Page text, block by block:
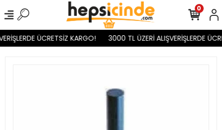
ÜCRETSİZ KARGO! 3000 TL ÜZERİ ALIŞVERİŞLERDE
0